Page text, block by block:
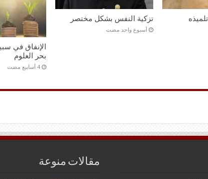
تزكية النفس بشكل مختصر
‏أسبوع واحد مضت
الإنفاق في
بحر العلوم
‏4 أسابيع مضت
مقالات منوعة